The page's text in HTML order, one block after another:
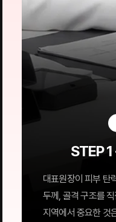
STEP
대표원장이 피부 탄
두께, 골격 구조를
지역에서 중요한 것